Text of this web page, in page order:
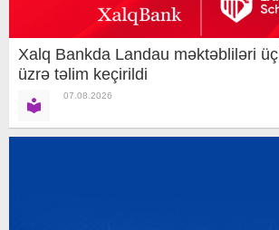
Xalq Bankda Landau məktəbliləri
üzrə təlim keçirildi
07.08.2026